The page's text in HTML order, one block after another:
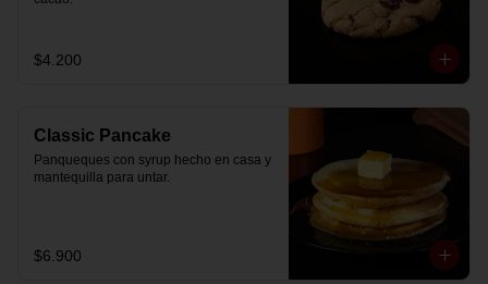
$4.200
Classic Pancake
Panqueques con syrup hecho en casa y
mantequilla para untar.
$6.900